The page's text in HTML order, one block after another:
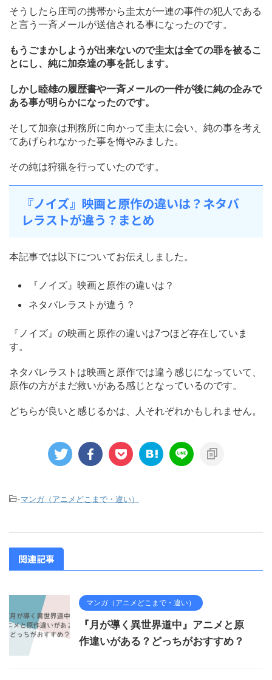
そうしたら庄司の携帯から圭太が一連の事件の犯人である
と言う一斉メールが送信される事になったのです。
もうごまかしようが出来ないので圭太は全ての罪を被るこ
とにし、純に加奈達の事を託します。
しかし睦雄の履歴書や一斉メールの一件が後に純の企みで
ある事が明らかになったのです。
そして加奈は刑務所に向かって圭太に会い、純の事を考え
てあげられなかった事を悔やみました。
その純は狩猟を行っていたのです。
『ノイズ』映画と原作の違いは？ネタバ
レラストが違う？まとめ
本記事では以下についてお伝えしました。
『ノイズ』映画と原作の違いは？
ネタバレラストが違う？
『ノイズ』の映画と原作の違いは7つほど存在していま
す。
ネタバレラストは映画と原作では違う感じになっていて、
原作の方がまだ救いがある感じとなっているのです。
どちらが良いと感じるかは、人それぞれかもしれません。
-マンガ（アニメどこまで・違い）
関連記事
マンガ（アニメどこまで・違い）
『月が導く異世界道中』アニメと原
作違いがある？どっちがおすすめ？